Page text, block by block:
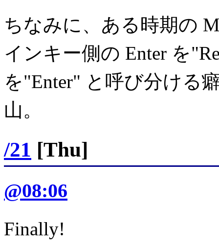
ちなみに、ある時期の
インキー側の Enter を
を"Enter" と呼び分ける
山。
/21 [Thu]
@08:06
Finally!